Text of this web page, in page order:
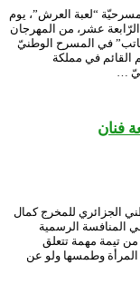
“لعبة العرش”، يوم
للدّورة الرّابعة عشر، من المهرجان
في المسرح الوطنيّ
القائم في مملكة
…
فنان
الجزائري للمخرج كمال
المنافسة الرسمية
من تيمة مهمة تتعلق
المرأة وطمسها ولو عن